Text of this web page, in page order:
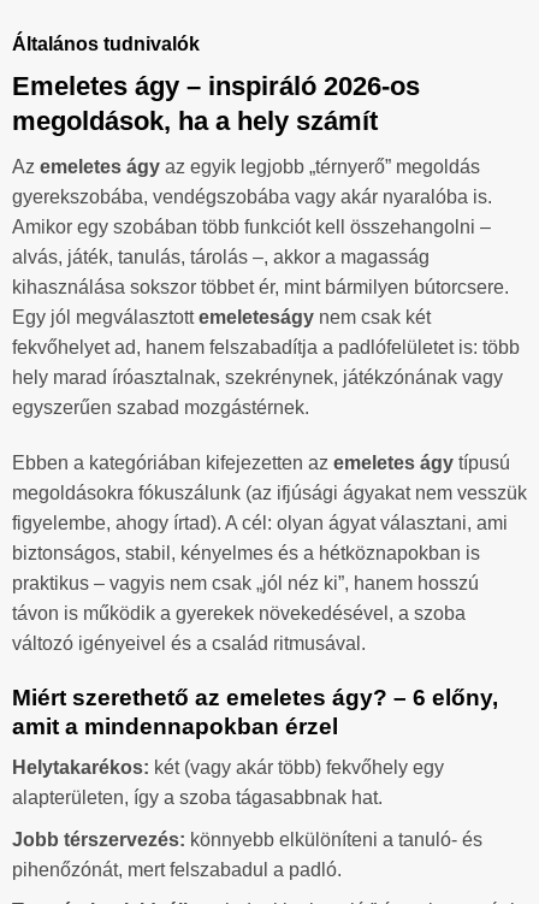
Általános tudnivalók
Emeletes ágy – inspiráló 2026-os
megoldások, ha a hely számít
Az emeletes ágy az egyik legjobb „térnyerő” megoldás
gyerekszobába, vendégszobába vagy akár nyaralóba is.
Amikor egy szobában több funkciót kell összehangolni –
alvás, játék, tanulás, tárolás –, akkor a magasság
kihasználása sokszor többet ér, mint bármilyen bútorcsere.
Egy jól megválasztottemeleteságy nem csak két
fekvőhelyet ad, hanem felszabadítja a padlófelületet is: több
hely marad íróasztalnak, szekrénynek, játékzónának vagy
egyszerűen szabad mozgástérnek.
Ebben a kategóriában kifejezetten az emeletes ágy típusú
megoldásokra fókuszálunk (az ifjúsági ágyakat nem vesszük
figyelembe, ahogy írtad). A cél: olyan ágyat választani, ami
biztonságos, stabil, kényelmes és a hétköznapokban is
praktikus – vagyis nem csak „jól néz ki”, hanem hosszú
távon is működik a gyerekek növekedésével, a szoba
változó igényeivel és a család ritmusával.
Miért szerethető az emeletes ágy? – 6 előny,
amit a mindennapokban érzel
Helytakarékos: két (vagy akár több) fekvőhely egy
alapterületen, így a szoba tágasabbnak hat.
Jobb térszervezés: könnyebb elkülöníteni a tanuló- és
pihenőzónát, mert felszabadul a padló.